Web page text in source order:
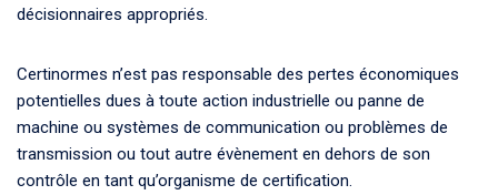
décisionnaires appropriés.
Certinormes n’est pas responsable des pertes économiques
potentielles dues à toute action industrielle ou panne de
machine ou systèmes de communication ou problèmes de
transmission ou tout autre évènement en dehors de son
contrôle en tant qu’organisme de certification.